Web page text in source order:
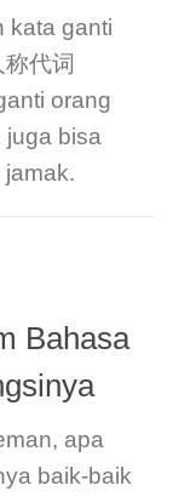
kata ganti
代词
orang
juga bisa
jamak.
Bahasa
apa
baik-baik